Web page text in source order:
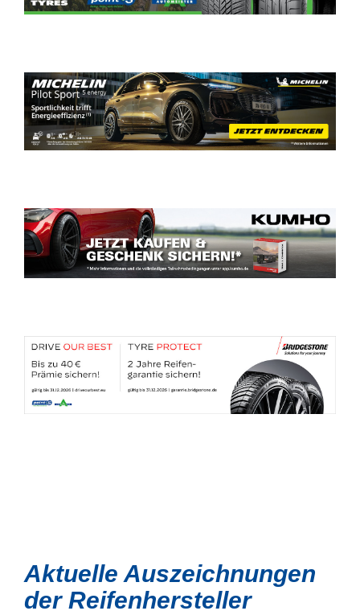
Aktuelle Auszeichnungen
der Reifenhersteller